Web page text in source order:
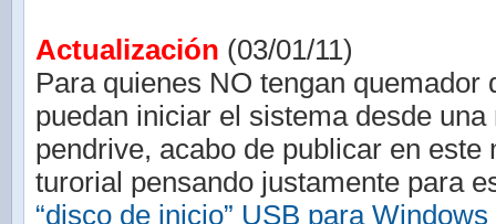
Actualización (03/01/11)
Para quienes NO tengan quemador
puedan iniciar el sistema desde
pendrive, acabo de publicar en este
turorial pensando justamente para
“disco de inicio” USB para